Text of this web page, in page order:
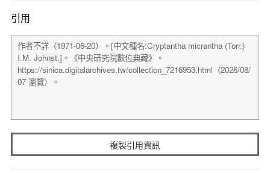
引用
複製引用資訊